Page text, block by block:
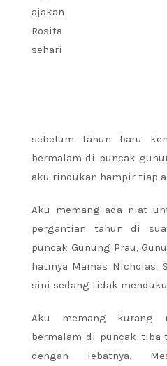
ajakan
Rosita
sehari
sebelum tahun baru
bermalam di puncak
aku rindukan hampir tiap
Aku memang ada niat
pergantian tahun di
puncak Gunung Prau,
hatinya Mamas Nicholas.
sini sedang tidak
Aku memang kurang
bermalam di puncak tiba-
dengan lebatnya.